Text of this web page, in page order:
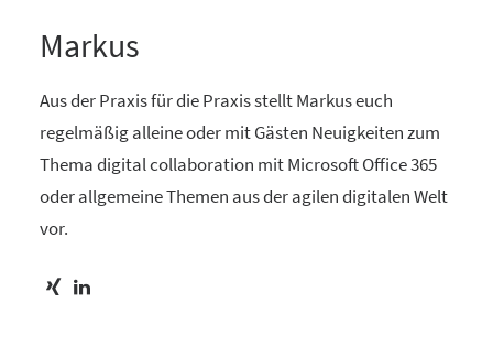
Markus
Aus der Praxis für die Praxis stellt Markus euch
regelmäßig alleine oder mit Gästen Neuigkeiten zum
Thema digital collaboration mit Microsoft Office 365
oder allgemeine Themen aus der agilen digitalen Welt
vor.